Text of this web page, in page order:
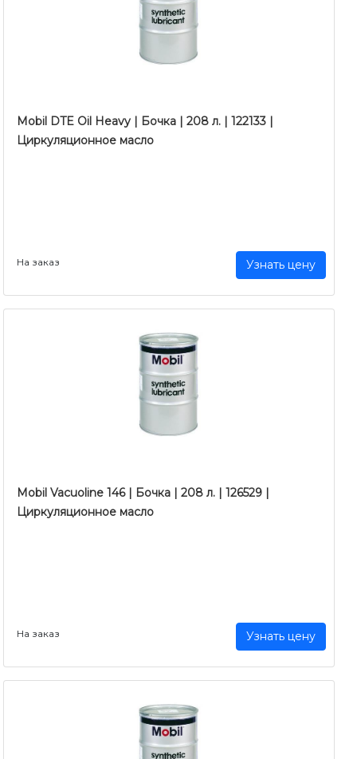
Mobil DTE Oil Heavy | Бочка | 208 л. | 122133 |
Циркуляционное масло
На заказ Узнать цену
Mobil Vacuoline 146 | Бочка | 208 л. | 126529 |
Циркуляционное масло
На заказ Узнать цену